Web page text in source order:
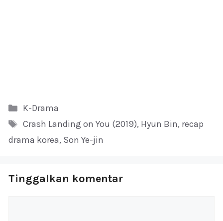
Kategori
K-Drama
Tag
Crash Landing on You (2019), Hyun Bin, recap
drama korea, Son Ye-jin
Tinggalkan komentar